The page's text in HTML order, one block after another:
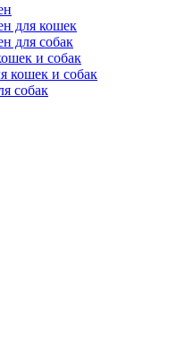
для кошек
для собак
и собак
кошек и собак
собак